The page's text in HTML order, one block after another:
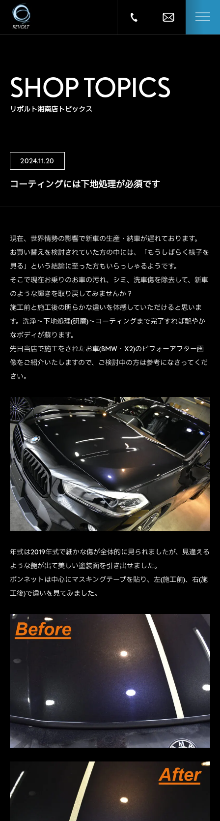
SHOP TOPICS
リボルト湘南店トピックス
2024.11.20
コーティングには下地処理が必須です
現在、世界情勢の影響で新車の生産・納車が遅れております。
お買い替えを検討されていた方の中には、「もうしばらく様子を
見る」という結論に至った方もいらっしゃるようです。
そこで現在お乗りのお車の汚れ、シミ、洗車傷を除去して、新車
のような輝きを取り戻してみませんか？
施工前と施工後の明らかな違いを体感していただけると思いま
す。洗浄～下地処理(研磨)～コーティングまで完了すれば艶やか
なボディが蘇ります。
先日当店で施工をされたお車(BMW・X2)のビフォーアフター画
像をご紹介いたしますので、ご検討中の方は参考になさってくだ
さい。
年式は2019年式で細かな傷が全体的に見られましたが、見違える
ような艶が出て美しい塗装面を引き出せました。
ボンネットは中心にマスキングテープを貼り、左(施工前)、右(施
工後)で違いを見てみました。